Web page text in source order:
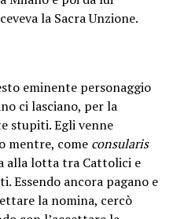
la Sacra Unzione.
eminente personaggio
ci lasciano, per la
stupiti. Egli venne
mentre, come consularis
alla lotta tra Cattolici e
Essendo ancora pagano e
la nomina, cercò